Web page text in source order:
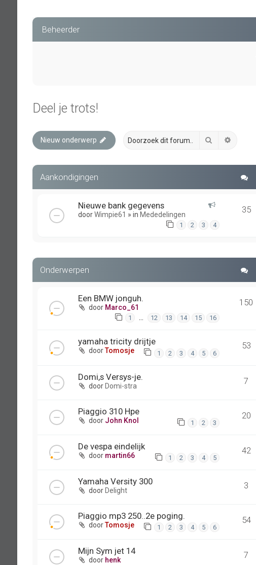
Beheerder
Deel je trots!
Nieuw onderwerp Zoek
Aankondigingen
Nieuwe bank gegevens
doorWimpie61 » in Mededelingen
1 2 3 4
35
Onderwerpen
Een BMW jonguh.
door Marco_61
1 … 12 13 14 15 16
150
yamaha tricity drijtje
doorTomosje 1 2 3 4 5 6
53
Domi,s Versys-je.
doorDomi-stra 7
Piaggio 310 Hpe
door John Knol 1 2 3
20
De vespa eindelijk
door martin66 1 2 3 4 5
42
Yamaha Versity 300
door Delight 3
Piaggio mp3 250..2e poging.
doorTomosje 1 2 3 4 5 6
54
Mijn Sym jet 14
door henk 7